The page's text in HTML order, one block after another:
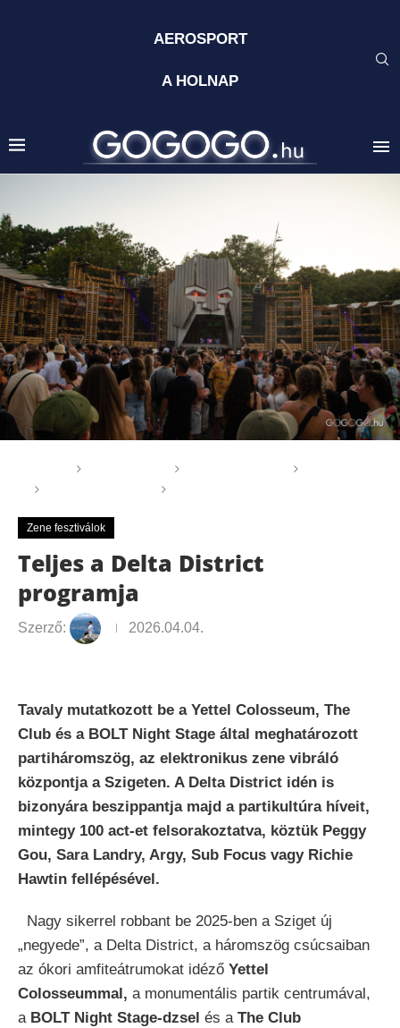
AEROSPORT
A HOLNAP
Zene fesztiválok
Teljes a Delta District
programja
Szerző: 2026.04.04.
Tavaly mutatkozott be a Yettel Colosseum, The
Club és a BOLT Night Stage által meghatározott
partiháromszög, az elektronikus zene vibráló
központja a Szigeten. A Delta District idén is
bizonyára beszippantja majd a partikultúra híveit,
mintegy 100 act-et felsorakoztatva, köztük Peggy
Gou, Sara Landry, Argy, Sub Focus vagy Richie
Hawtin fellépésével.
Nagy sikerrel robbant be 2025-ben a Sziget új
„negyede”, a Delta District, a háromszög csúcsaiban
az ókori amfiteátrumokat idéző Yettel
Colosseummal, a monumentális partik centrumával,
a BOLT Night Stage-dzsel és a The Club